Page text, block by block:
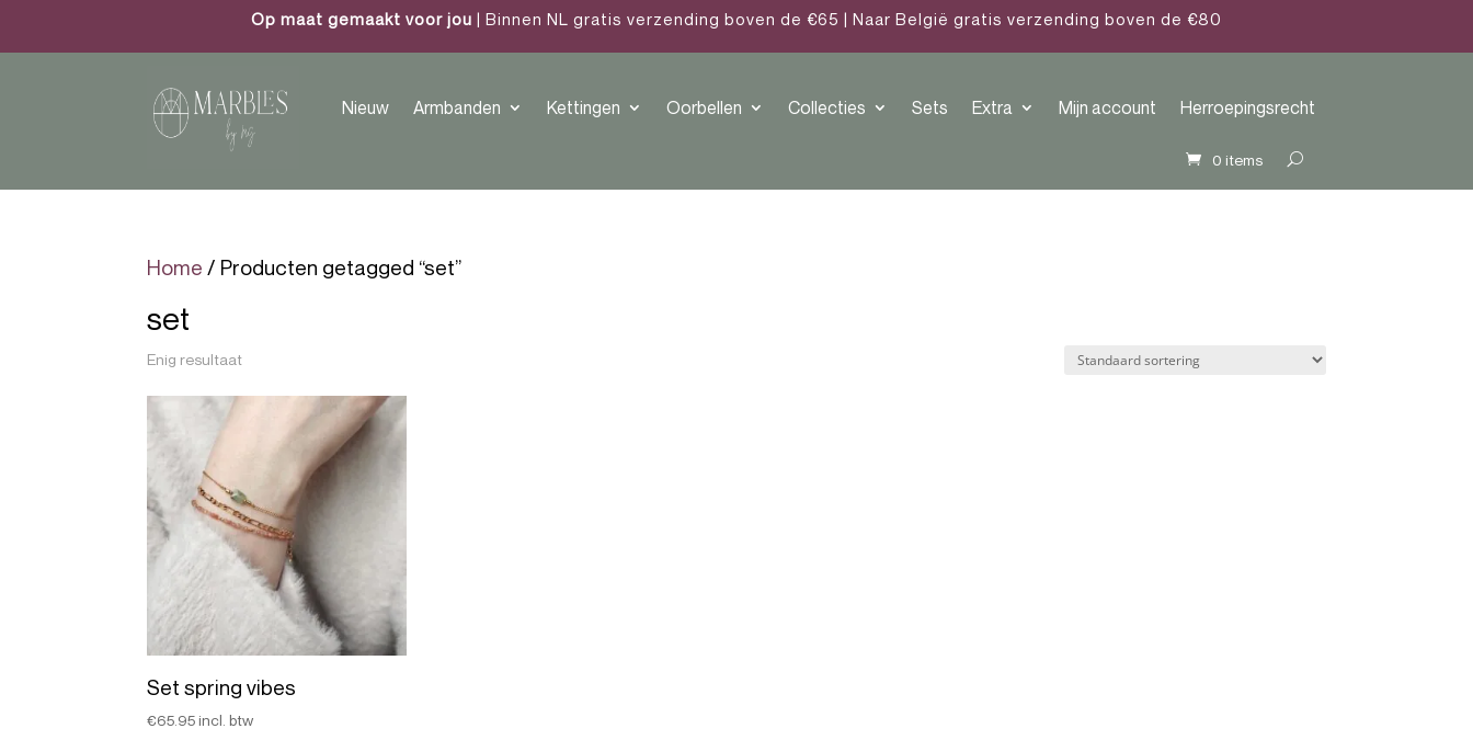
Op maat gemaakt voor jou | Binnen NL gratis verzending boven de €65 | Naar België gratis verzending boven de €80
Nieuw Armbanden Kettingen Oorbellen Collecties Sets Extra Mijn account Herroepingsrecht
0 items
Home / Producten getagged “set”
set
Enig resultaat
Set spring vibes
€65.95 incl. btw